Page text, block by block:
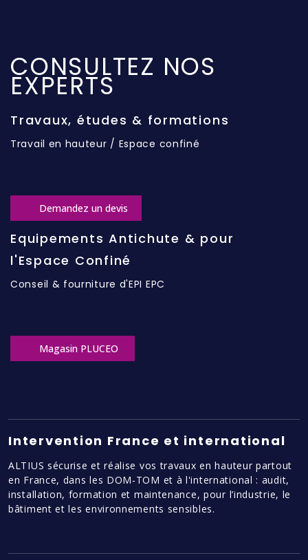
CONSULTEZ NOS
EXPERTS
Travaux, études & formations
Travail en hauteur / Espace confiné
Demandez un devis
Equipements Antichute & pour
l'Espace Confiné
Conseil & fourniture d'EPI EPC
Magasin PLUCEO
Intervention France et international
ALTIUS sécurise et réalise vos travaux en hauteur partout
en France, dans les DOM-TOM et à l'international : audit,
installation, formation et maintenance, pour l’industrie, le
bâtiment et les environnements sensibles.